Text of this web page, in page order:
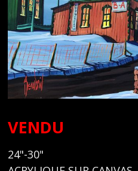
VENDU
24"-30"